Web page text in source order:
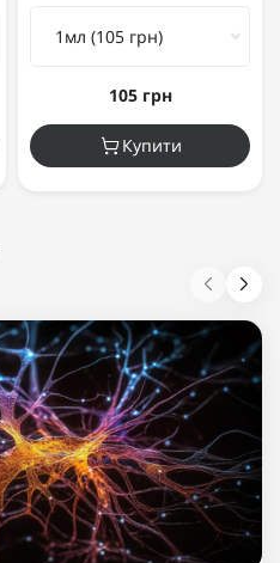
105 грн
Купити